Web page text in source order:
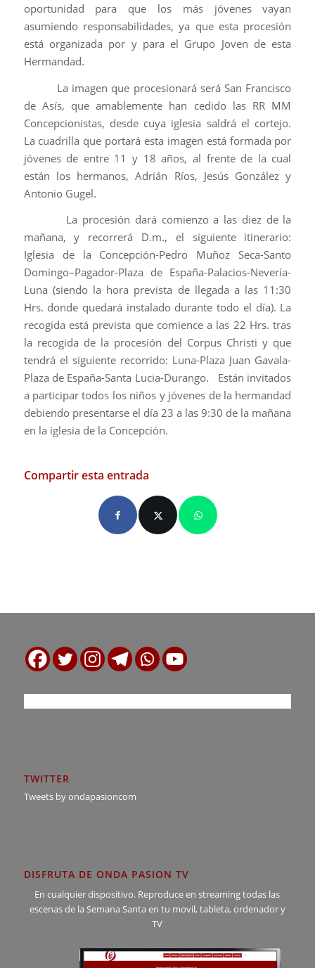
oportunidad para que los más jóvenes vayan
asumiendo responsabilidades, ya que esta procesión
está organizada por y para el Grupo Joven de esta
Hermandad.
La imagen que procesionará será San Francisco
de Asís, que amablemente han cedido las RR MM
Concepcionistas, desde cuya iglesia saldrá el cortejo.
La cuadrilla que portará esta imagen está formada por
jóvenes de entre 11 y 18 años, al frente de la cual
están los hermanos, Adrián Ríos, Jesús González y
Antonio Gugel.
La procesión dará comienzo a las diez de la
mañana, y recorrerá D.m., el siguiente itinerario:
Iglesia de la Concepción-Pedro Muñoz Seca-Santo
Domingo–Pagador-Plaza de España-Palacios-Nevería-
Luna (siendo la hora prevista de llegada a las 11:30
Hrs. donde quedará instalado durante todo el día). La
recogida está prevista que comience a las 22 Hrs. tras
la recogida de la procesión del Corpus Christi y que
tendrá el siguiente recorrido: Luna-Plaza Juan Gavala-
Plaza de España-Santa Lucia-Durango. Están invitados
a participar todos los niños y jóvenes de la hermandad
debiendo presentarse el día 23 a las 9:30 de la mañana
en la iglesia de la Concepción.
Compartir esta entrada
TWITTER
Tweets by ondapasioncom
DISFRUTA DE ONDA PASION TV
En cualquier dispositivo. Reproduce en streaming todas las
escenas de la Semana Santa en tu movil, tableta, ordenador y
TV